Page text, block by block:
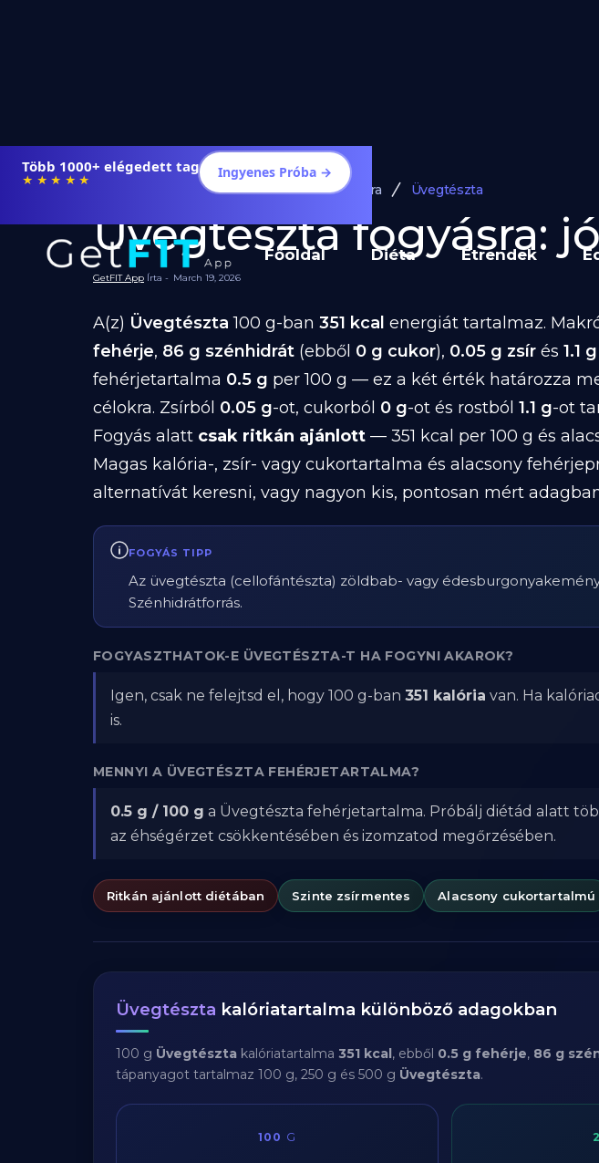
Több 1000+ elégedett tag
★★★★★ Ingyenes Próba →
Főoldal Diéta Étrendek
Diéta és Étrend Ételek Fogyásra Üvegtészta
Üvegtészta fogyásra:
GetFIT App Írta - March 19, 2026
A(z) Üvegtészta 100 g-ban 351 kcal energiát tartalmaz.
fehérje, 86 g szénhidrát (ebből 0 g cukor), 0.05 g zsír és 1.1
fehérjetartalma 0.5 g per 100 g — ez a két érték határozza
célokra. Zsírból 0.05 g-ot, cukorból 0 g-ot és rostból 1.1 g-ot
Fogyás alatt csak ritkán ajánlott — 351 kcal per 100 g és
Magas kalória-, zsír- vagy cukortartalma és alacsony
alternatívát keresni, vagy nagyon kis, pontosan mért
FOGYÁS TIPP
Az üvegtészta (cellofántészta) zöldbab- vagy
Szénhidrátforrás.
FOGYASZTHATOK-E ÜVEGTÉSZTA-T HA FOGYNI AKAROK?
Igen, csak ne felejtsd el, hogy 100 g-ban 351 kalória van. Ha
is.
MENNYI A ÜVEGTÉSZTA FEHÉRJETARTALMA?
0.5 g / 100 g a Üvegtészta fehérjetartalma. Próbálj diétád alatt
az éhségérzet csökkentésében és izomzatod megőrzésében.
Ritkán ajánlott diétában Szinte zsírmentes Alacsony cukortartalmú
Üvegtészta kalóriatartalma különböző adagokban
100 g Üvegtészta kalóriatartalma 351 kcal, ebből 0.5 g fehérje, 86 g
tápanyagot tartalmaz 100 g, 250 g és 500 g Üvegtészta.
100 G